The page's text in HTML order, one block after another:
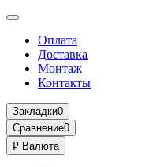
Оплата
Доставка
Монтаж
Контакты
Закладки0
Сравнение0
₽ Валюта